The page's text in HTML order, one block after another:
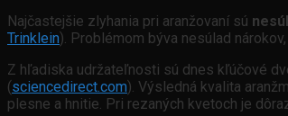
Najčastejšie zlyhania pri aranžovaní sú
Trinklein). Problémom býva nesúlad
Z hľadiska udržateľnosti sú dnes kľúčové
(sciencedirect.com). Výsledná kvalita
plesne a hnitie. Pri rezaných kvetoch je